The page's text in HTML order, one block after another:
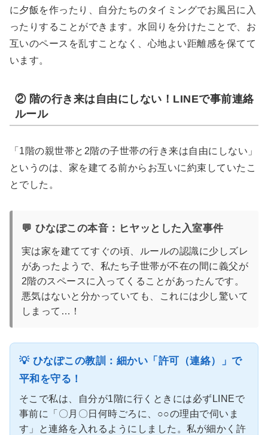
に夕飯を作ったり、自分たちのタイミングでお風呂に入
ったりすることができます。水回りを分けたことで、お
互いのペースを乱すことなく、心地よい距離感を保てて
います。
② 階の行き来は自由にしない！LINEで事前連絡
ルール
「1階の親世帯と2階の子世帯の行き来は自由にしない」
というのは、家を建てる前からお互いに約束していたこ
とでした。
💬 ひなぽこの本音：ヒヤッとした入室事件
実は家を建ててすぐの頃、ルールの認識に少しズレ
があったようで、私たち子世帯が不在の間に義父が
2階のスペースに入ってくることがあったんです。
悪気はないと分かっていても、これには少し驚いて
しまって…！
💡 ひなぽこの教訓：細かい「許可（連絡）」で
平和を守る！
そこで私は、自分が1階に行くときには必ずLINEで
事前に「〇月〇日何時ごろに、○○の理由で伺いま
す」と連絡を入れるようにしました。私が細かく許